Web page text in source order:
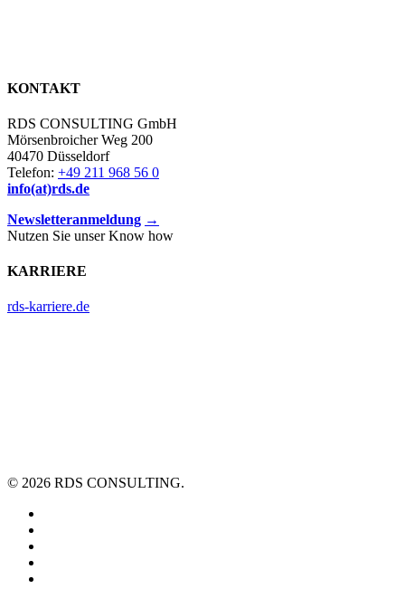
KONTAKT
RDS CONSULTING GmbH
Mörsenbroicher Weg 200
40470 Düsseldorf
Telefon: +49 211 968 56 0
info(at)rds.de
Newsletteranmeldung →
Nutzen Sie unser Know how
KARRIERE
rds-karriere.de
© 2026 RDS CONSULTING.